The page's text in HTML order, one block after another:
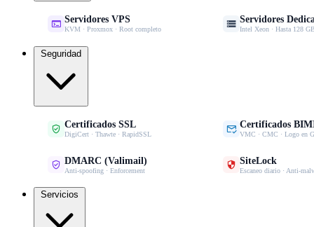
 Servidores VPS
KVM · Proxmox · Root completo  Servidores
Intel Xeon · Hasta 128
Seguridad
 Certificados SSL
DigiCert · Thawte · RapidSSL  Certificados
VMC · CMC · Logo en
 DMARC (Valimail)
Anti-spoofing · Enforcement  SiteLock
Escaneo diario · Anti-
Servicios